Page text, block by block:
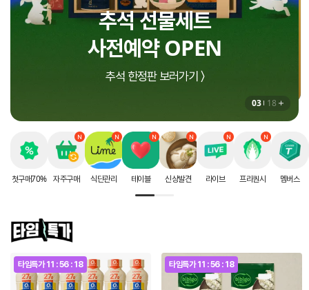
추석 선물세트
사전예약 OPEN
추석 한정판 보러가기 〉
지금 더세페에서만!
8월 셀렉션 구매혜택
상하목장 프로즌 그릭요거트 증정 〉
인생에 딱 한번 받는
할인 혜택
첫구매 70% 할인 받으러가기 〉
03 18
첫구매70% 자주구매 식단관리 테이블 신상발견 라이브 프리퀀시 멤버스
타임특가 11 : 56 : 17 타임특가 11 : 56 : 17